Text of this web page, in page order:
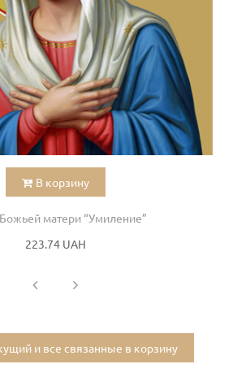
В корзину
матери “Умиление”
223.74 UAH
и все связанные в корзину